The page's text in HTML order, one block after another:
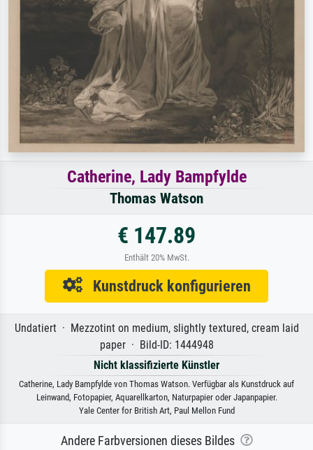
Catherine, Lady Bampfylde
Thomas Watson
€ 147.89
Enthält 20% MwSt.
Kunstdruck konfigurieren
Undatiert · Mezzotint on medium, slightly textured, cream laid
paper · Bild-ID: 1444948
Nicht klassifizierte Künstler
Catherine, Lady Bampfylde von Thomas Watson. Verfügbar als Kunstdruck auf
Leinwand, Fotopapier, Aquarellkarton, Naturpapier oder Japanpapier.
Yale Center for British Art, Paul Mellon Fund
Andere Farbversionen dieses Bildes